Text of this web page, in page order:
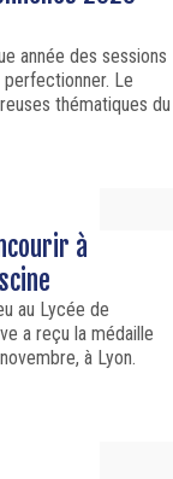
année des sessions
Le
thématiques du
à
au Lycée de
a reçu la médaille
à Lyon.